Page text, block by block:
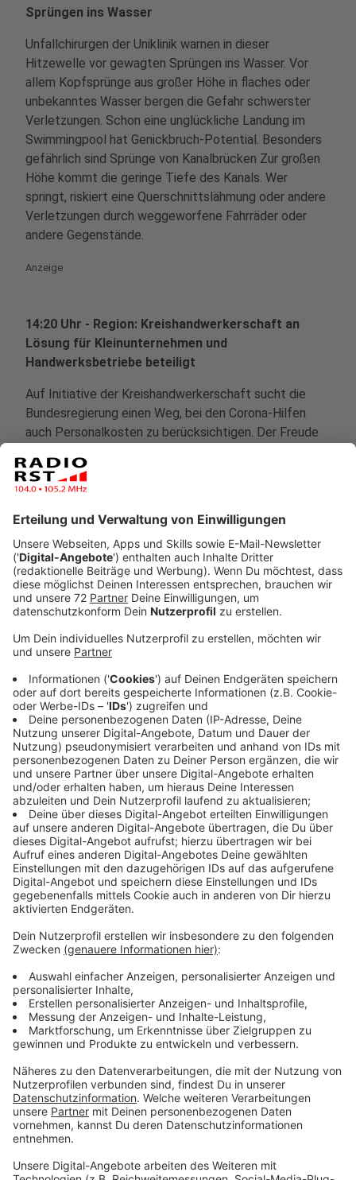
Sprüngen ins Wasser
Unfallchirurgen der Uniklinik warnen in dieser
Hitzewelle vor gewagten Sprüngen ins Wasser. Vor
allem Kopfsprünge aus großer Höhe in flaches oder
unbekanntes Wasser bergen die Gefahr schwerster
Verletzungen. Schon eine unglückliche Landung im
Swimmingpool hat Genickbruch-Potential. Besonders
gefährlich sind Sprünge von Kanalbrücken Zur großen
Höhe kommt die geringe Tiefe des Kanals. Wer
springt, riskiert eine Querschnittslähmung oder andere
Verletzungen durch weggeworfene Fahrräder oder
andere Gegenstände.
Anzeige
14:20 Uhr - Region: Kreishandwerkerschaft an
Lösung für Kleinunternehmen und
Handwerksbetriebe beteiligt
Auf Initiative der Kreishandwerkerschaft sucht die
Bundesregierung einen Weg, bei den Corona-Hilfen
auch Personalkosten zu berücksichtigen. Der Freude
Ernüchterung gefolgt als klar wurde, das das Geld nur
dazu gedacht war, Betriebskosten aufzufangen.
Ergebnis, dass Bundeswirtschafts- und
Bundesfinanzministerium vorhaben die Regeln zu
ändern. Damit würden sich viele Rückforderungen zu
viel gezahlter Corona-Hilfen erübrigen.
Anzeige
12:03 Uhr - Region: Corona-Zahlen im Kreis
Steinfurt wieder gestiegen.
Im Kreis Steinfurt stecken sich immer mehr Menschen
mit dem Coronavirus an. Die Zahl der bestätigten Fälle
ist um neun gestiegen, auf aktuell 85 Infizierte. So
viele Fälle gab es zuletzt vor knapp drei Monaten. In
folgenden Orten im Kreis Steinfurt sind aktuell
Menschen nachweislich infiziert:
In Altenberge: 2 Personen (0)
In Emsdetten: 4 Personen (3)
In Greven: 9 Personen (4)
In Hopsten: 0 Personen (0)
In Hörstel: 0 Person (0)
In Horstmar: 1 Personen (1)
In Ibbenbüren: 19 Personen (20)
In Ladbergen: 0 Personen (0)
In Laer: 1 Person (1)
In Lengerich: 6 Personen (5)
In Lienen: 2 Personen (2)